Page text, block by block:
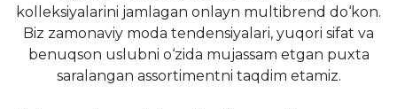
kolleksiyalarini jamlagan onlayn multibrend do‘kon.
Biz zamonaviy moda tendensiyalari, yuqori sifat va
benuqson uslubni o‘zida mujassam etgan puxta
saralangan assortimentni taqdim etamiz.